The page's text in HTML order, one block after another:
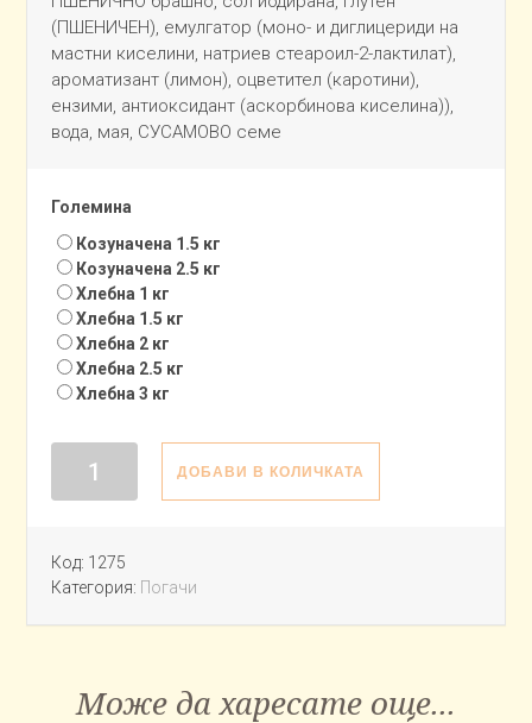
(ПШЕНИЧЕН), емулгатор (моно- и диглицериди на
мастни киселини, натриев стеароил-2-лактилат),
ароматизант (лимон), оцветител (каротини),
ензими, антиоксидант (аскорбинова киселина)),
вода, мая, СУСАМОВО семе
Големина
Козуначена 1.5 кг
Козуначена 2.5 кг
Хлебна 1 кг
Хлебна 1.5 кг
Хлебна 2 кг
Хлебна 2.5 кг
Хлебна 3 кг
„Валя”
ДОБАВИ В КОЛИЧКАТА
Код: 1275
Категория: Погачи
Може да харесате още...